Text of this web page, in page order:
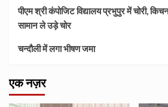
पीएम श्री कंपोजिट विद्यालय प्रभुपुर में चोरी,
सामान ले उड़े चोर
चन्दौली में लगा भीषण जमा
एक नज़र